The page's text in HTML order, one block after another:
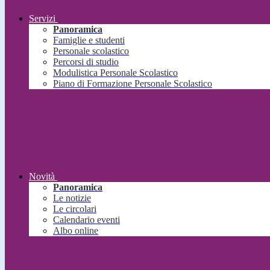
Servizi
Panoramica
Famiglie e studenti
Personale scolastico
Percorsi di studio
Modulistica Personale Scolastico
Piano di Formazione Personale Scolastico
Novità
Panoramica
Le notizie
Le circolari
Calendario eventi
Albo online